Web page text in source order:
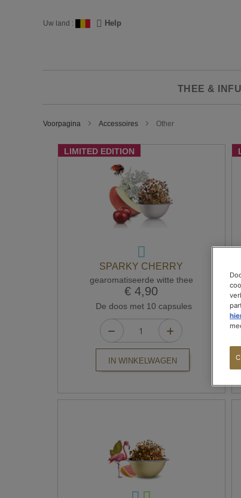
naarUw land : Taal Help
THEE &
Voorpagina Accessoires Other
LIMITED EDITION
SPARKY CHERRY
gearomatiseerde witte thee
€ 4,90
De doos met 10 capsules
IN WINKELWAGEN